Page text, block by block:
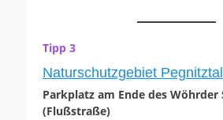
Tipp 3
Naturschutzgebiet
Parkplatz am Ende des Wöhrder
(Flußstraße)